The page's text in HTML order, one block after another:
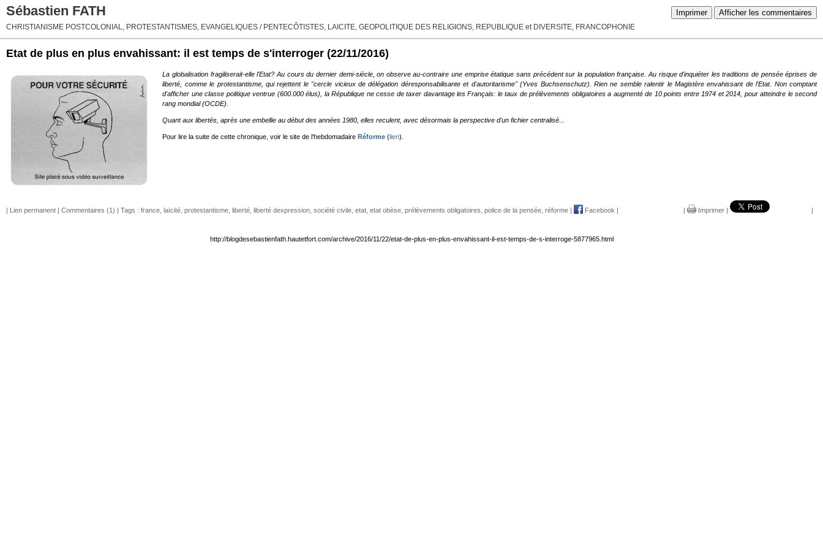
Imprimer Afficher les commentaires
Sébastien FATH
CHRISTIANISME POSTCOLONIAL, PROTESTANTISMES, EVANGELIQUES / PENTECÔTISTES, LAICITE, GEOPOLITIQUE DES RELIGIONS, REPUBLIQUE et DIVERSITE, FRANCOPHONIE
Etat de plus en plus envahissant: il est temps de s'interroger (22/11/2016)
La globalisation fragiliserait-elle l'Etat? Au cours du dernier demi-siècle, on observe au-contraire une emprise étatique sans précédent sur la population française. Au risque d'inquiéter les traditions de pensée éprises de
liberté, comme le protestantisme, qui rejettent le "cercle vicieux de délégation déresponsabilisante et d'autoritarisme" (Yves Buchsenschutz). Rien ne semble ralentir le Magistère envahissant de l'Etat. Non comptant
d'afficher une classe politique ventrue (600.000 élus), la République ne cesse de taxer davantage les Français: le taux de prélèvements obligatoires a augmenté de 10 points entre 1974 et 2014, pour atteindre le second
rang mondial (OCDE).
Quant aux libertés, après une embellie au début des années 1980, elles reculent, avec désormais la perspective d'un fichier centralisé...
Pour lire la suite de cette chronique, voir le site de l'hebdomadaireRéforme (lien).
| Lien permanent | Commentaires (1) | Tags : france laïcité protestantisme liberté liberté dexpression société civile etat etat obèse prélèvements obligatoires police de la pensée réforme | Facebook | | Imprimer | |
http://blogdesebastienfath.hautetfort.com/archive/2016/11/22/etat-de-plus-en-plus-envahissant-il-est-temps-de-s-interroge-5877965.html